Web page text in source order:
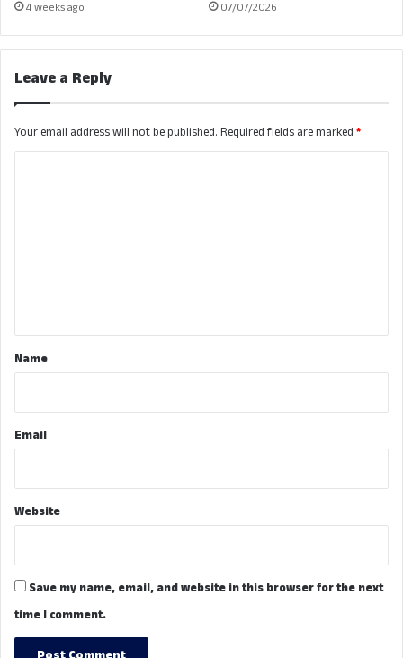
4 weeks ago 07/07/2026
Leave a Reply
Your email address will not be published. Required fields are marked *
*Name
Email
Website
Save my name, email, and website in this browser for the next
time I comment.